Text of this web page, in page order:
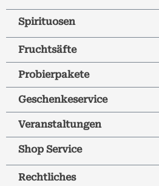
Spirituosen
Fruchtsäfte
Probierpakete
Geschenkeservice
Veranstaltungen
Shop Service
Rechtliches